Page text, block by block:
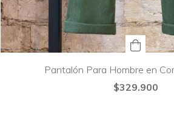
Pantalón Para Hombre en
$329.900